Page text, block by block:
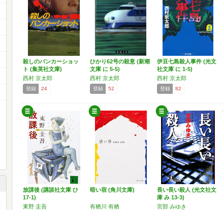
殺しのバンカーショッ
ト (集英社文庫)
西村 京太郎
登録 24
ひかり62号の殺意 (新潮
文庫 に 5-5)
西村 京太郎
登録 52
伊豆七島殺人事件 (光文
社文庫 に 1-5)
西村 京太郎
登録 82
放課後 (講談社文庫 ひ
17-1)
東野 圭吾
暗い宿 (角川文庫)
有栖川 有栖
長い長い殺人 (光文社文
庫 み 13-3)
宮部 みゆき